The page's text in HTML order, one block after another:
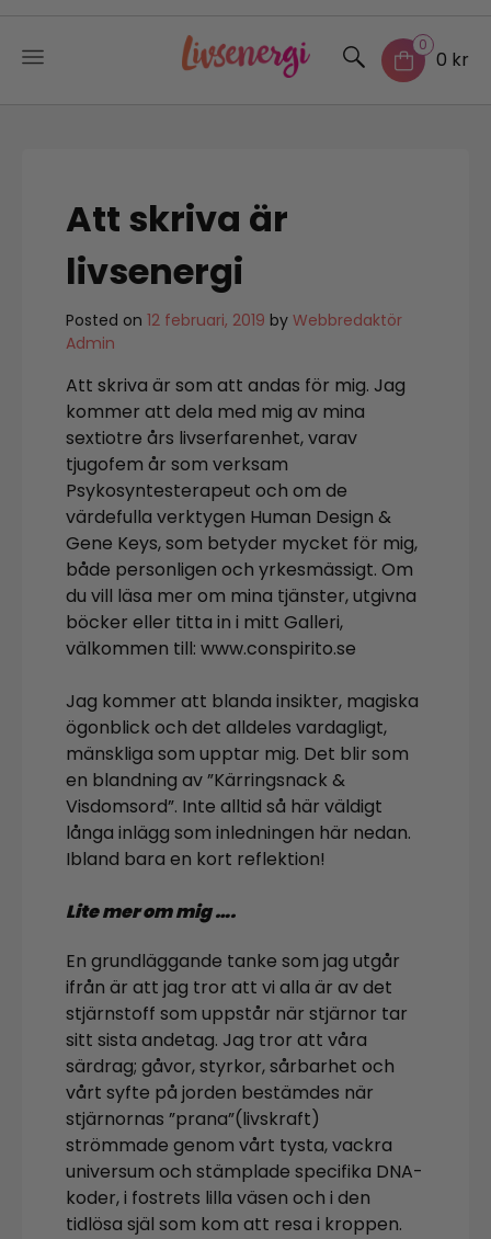
0
0 kr
Att skriva är
livsenergi
Posted on 12 februari, 2019 by Webbredaktör
Admin
Att skriva är som att andas för mig. Jag
kommer att dela med mig av mina
sextiotre års livserfarenhet, varav
tjugofem år som verksam
Psykosyntesterapeut och om de
värdefulla verktygen Human Design &
Gene Keys, som betyder mycket för mig,
både personligen och yrkesmässigt. Om
du vill läsa mer om mina tjänster, utgivna
böcker eller titta in i mitt Galleri,
välkommen till: www.conspirito.se
Jag kommer att blanda insikter, magiska
ögonblick och det alldeles vardagligt,
mänskliga som upptar mig. Det blir som
en blandning av ”Kärringsnack &
Visdomsord”. Inte alltid så här väldigt
långa inlägg som inledningen här nedan.
Ibland bara en kort reflektion!
Lite mer om mig ….
En grundläggande tanke som jag utgår
ifrån är att jag tror att vi alla är av det
stjärnstoff som uppstår när stjärnor tar
sitt sista andetag. Jag tror att våra
särdrag; gåvor, styrkor, sårbarhet och
vårt syfte på jorden bestämdes när
stjärnornas ”prana”(livskraft)
strömmade genom vårt tysta, vackra
universum och stämplade specifika DNA-
koder, i fostrets lilla väsen och i den
tidlösa själ som kom att resa i kroppen.